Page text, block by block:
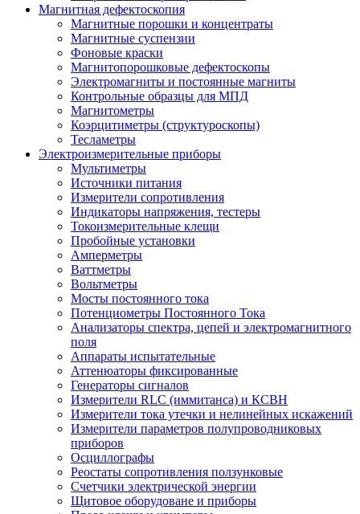
Магнитная дефектоскопия
Магнитные порошки и концентраты
Магнитные суспензии
Фоновые краски
Магнитопорошковые дефектоскопы
Электромагниты и постоянные магниты
Контрольные образцы для МПД
Магнитометры
Коэрцитиметры (структуроскопы)
Тесламетры
Электроизмерительные приборы
Мультиметры
Источники питания
Измерители сопротивления
Индикаторы напряжения, тестеры
Токоизмерительные клещи
Пробойные установки
Амперметры
Ваттметры
Вольтметры
Мосты постоянного тока
Потенциометры Постоянного Тока
Анализаторы спектра, цепей и электромагнитного
поля
Аппараты испытательные
Аттенюаторы фиксированные
Генераторы сигналов
Измерители RLC (иммитанса) и КСВН
Измерители тока утечки и нелинейных искажений
Измерители параметров полупроводниковых
приборов
Осциллографы
Реостаты сопротивления ползунковые
Счетчики электрической энергии
Щитовое оборудоване и приборы